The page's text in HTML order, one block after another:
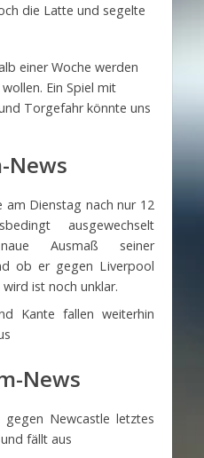
die Latte und segelte
einer Woche werden
Ein Spiel mit
Torgefahr könnte uns
News
am Dienstag nach nur 12
ausgewechselt
Ausmaß seiner
ob er gegen Liverpool
ist noch unklar.
Kante fallen weiterhin
News
Newcastle letztes
fällt aus